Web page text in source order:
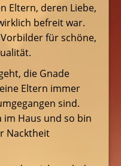
Eltern, deren Liebe,
befreit war.
für schöne,
die Gnade
Eltern immer
sind.
im Haus und so bin
Nacktheit